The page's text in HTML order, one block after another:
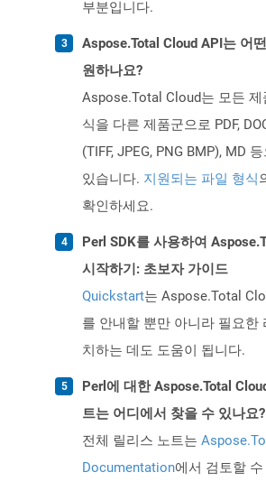
부분입니다.
Aspose.Total Cloud API는 어
원하나요?
Aspose.Total Cloud는 모든 제
식을 다른 제품군으로 PDF,
(TIFF, JPEG, PNG BMP), MD
있습니다. 지원되는 파일 형식
확인하세요.
Perl SDK를 사용하여
시작하기: 초보자 가이드
Quickstart는 Aspose.Total
를 안내할 뿐만 아니라 필요한
치하는 데도 도움이 됩니다.
Perl에 대한 Aspose.Total
트는 어디에서 찾을 수 있나요?
전체 릴리스 노트는
Documentation에서 검토할